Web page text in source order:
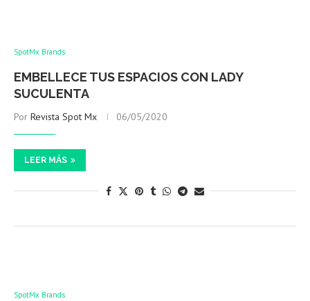
SpotMx Brands
EMBELLECE TUS ESPACIOS CON LADY
SUCULENTA
Por Revista Spot Mx 06/05/2020
LEER MÁS
SpotMx Brands